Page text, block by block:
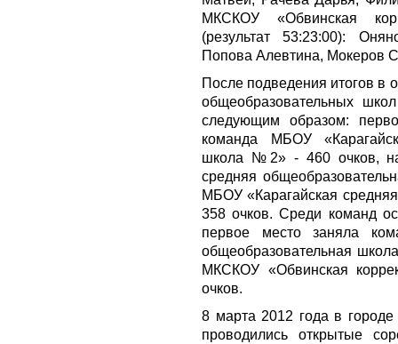
МКСКОУ «Обвинская
(результат 53:23:00):
Попова Алевтина, Мокеров
После подведения итогов в
общеобразовательных
следующим образом:
команда МБОУ
школа №2» - 460 очков,
средняя
МБОУ «Карагайская
358 очков. Среди команд
первое место заняла
общеобразовательная
МКСКОУ «Обвинская
очков.
8 марта 2012 года в
проводились открытые